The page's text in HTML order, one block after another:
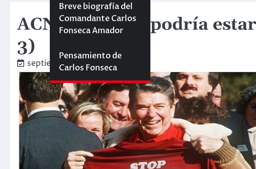
Breve biografía del
Comandante Carlos
Fonseca Amador
Pensamiento de
Carlos Fonseca
ACNUR (ONU) podría
3)
septiembre 25, 2019